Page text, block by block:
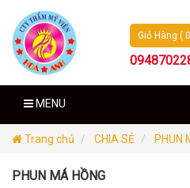
Giỏ Hàng (
MENU
Trang chủ CHIA SẺ PHUN
PHUN MÁ HỒNG